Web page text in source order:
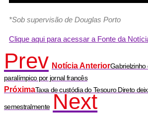
*Sob supervisão de Douglas Porto
Clique aqui para acessar a Fonte da
Prev Notícia AnteriorGabrielzinho
paralímpico por jornal francês
PróximaTaxa de custódia do Tesouro Direto
semestralmente Next